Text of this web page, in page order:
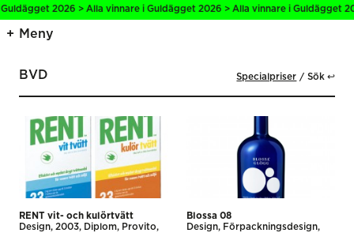
2026 > Alla vinnare i Guldägget 2026 > Alla vinnare i Guldägget
Meny
BVD Specialpriser Sök ↩
RENT vit- och kulörtvätt
Design 2003 Diplom
Provito,
Blossa 08
Design
Förpackningsdesign